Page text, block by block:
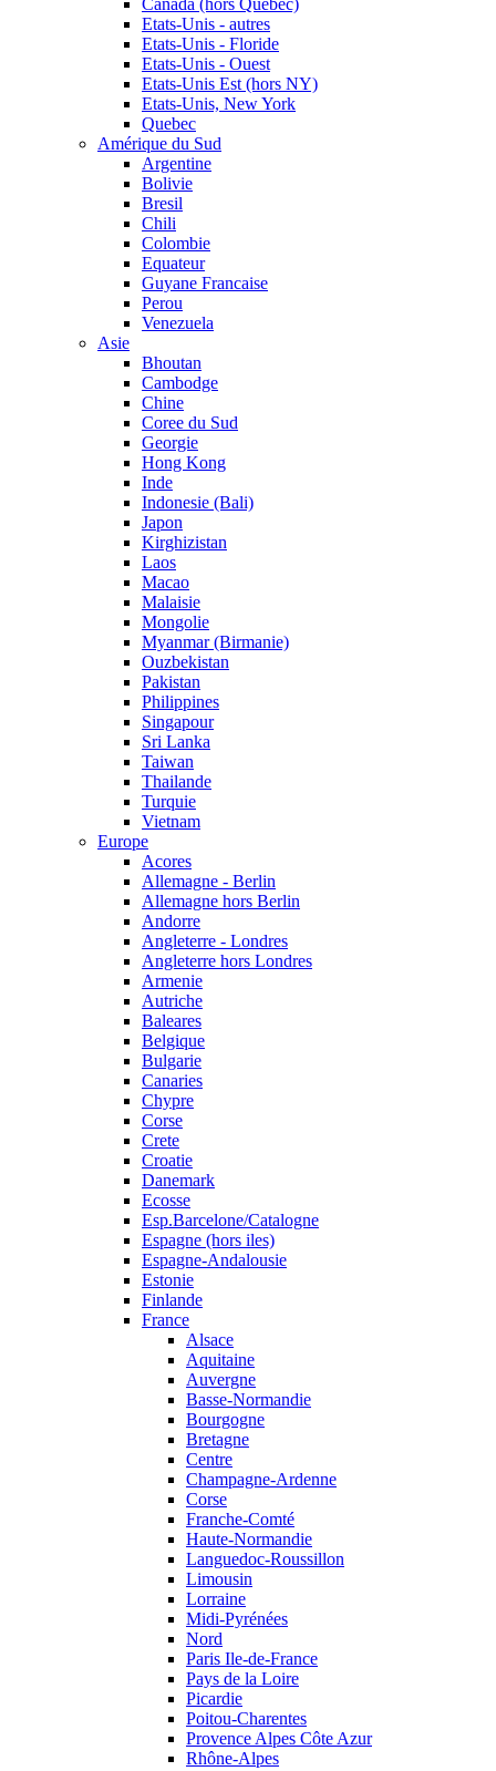
Canada (hors Quebec)
Etats-Unis - autres
Etats-Unis - Floride
Etats-Unis - Ouest
Etats-Unis Est (hors NY)
Etats-Unis, New York
Quebec
Amérique du Sud
Argentine
Bolivie
Bresil
Chili
Colombie
Equateur
Guyane Francaise
Perou
Venezuela
Asie
Bhoutan
Cambodge
Chine
Coree du Sud
Georgie
Hong Kong
Inde
Indonesie (Bali)
Japon
Kirghizistan
Laos
Macao
Malaisie
Mongolie
Myanmar (Birmanie)
Ouzbekistan
Pakistan
Philippines
Singapour
Sri Lanka
Taiwan
Thailande
Turquie
Vietnam
Europe
Acores
Allemagne - Berlin
Allemagne hors Berlin
Andorre
Angleterre - Londres
Angleterre hors Londres
Armenie
Autriche
Baleares
Belgique
Bulgarie
Canaries
Chypre
Corse
Crete
Croatie
Danemark
Ecosse
Esp.Barcelone/Catalogne
Espagne (hors iles)
Espagne-Andalousie
Estonie
Finlande
France
Alsace
Aquitaine
Auvergne
Basse-Normandie
Bourgogne
Bretagne
Centre
Champagne-Ardenne
Corse
Franche-Comté
Haute-Normandie
Languedoc-Roussillon
Limousin
Lorraine
Midi-Pyrénées
Nord
Paris Ile-de-France
Pays de la Loire
Picardie
Poitou-Charentes
Provence Alpes Côte Azur
Rhône-Alpes